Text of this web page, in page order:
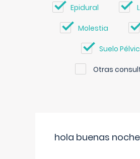
Epidural
Molestia
Suelo
Otras
hola buenas